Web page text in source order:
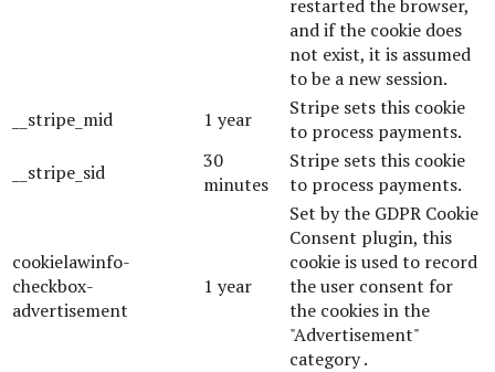
restarted the browser,
and if the cookie does
not exist, it is assumed
to be a new session.
__stripe_mid
1 year
Stripe sets this cookie
to process payments.
__stripe_sid
30
minutes
Stripe sets this cookie
to process payments.
cookielawinfo-
checkbox-
advertisement
1 year
Set by the GDPR Cookie
Consent plugin, this
cookie is used to record
the user consent for
the cookies in the
"Advertisement"
category .